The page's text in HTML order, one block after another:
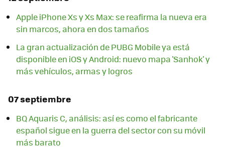
Apple iPhone Xs y Xs Max: se reafirma la nueva era
sin marcos, ahora en dos tamaños
La gran actualización de PUBG Mobile ya está
disponible en iOS y Android: nuevo mapa 'Sanhok' y
más vehículos, armas y logros
07 septiembre
BQ Aquaris C, análisis: así es como el fabricante
español sigue en la guerra del sector con su móvil
más barato